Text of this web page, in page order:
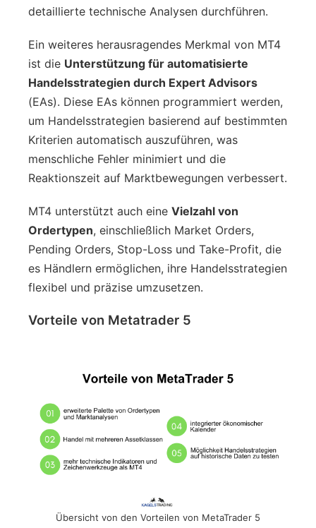
detaillierte technische Analysen durchführen.
Ein weiteres herausragendes Merkmal von MT4
ist die Unterstützung für automatisierte
Handelsstrategien durch Expert Advisors
(EAs). Diese EAs können programmiert werden,
um Handelsstrategien basierend auf bestimmten
Kriterien automatisch auszuführen, was
menschliche Fehler minimiert und die
Reaktionszeit auf Marktbewegungen verbessert.
MT4 unterstützt auch eine Vielzahl von
Ordertypen, einschließlich Market Orders,
Pending Orders, Stop-Loss und Take-Profit, die
es Händlern ermöglichen, ihre Handelsstrategien
flexibel und präzise umzusetzen.
Vorteile von Metatrader 5
Übersicht von den Vorteilen von MetaTrader 5